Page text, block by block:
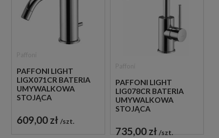
PAFFONI LIGHT
LIGX071CR BATERIA
UMYWALKOWA
STOJĄCA
CHROM
609,00 zł szt.
PAFFONI LIGHT
LIG078CR BATERIA
UMYWALKOWA
STOJĄCA
CHROM
735,00 zł szt.